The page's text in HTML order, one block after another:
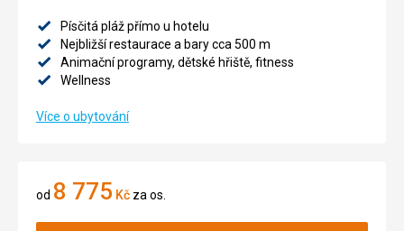
Písčitá pláž přímo u hotelu
Nejbližší restaurace a bary cca 500 m
Animační programy, dětské hřiště, fitness
Wellness
Více o ubytování
od 8 775 Kč za os.